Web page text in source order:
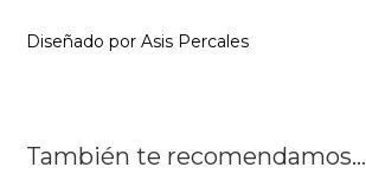
Diseñado por Asis Percales
También te recomendamos…